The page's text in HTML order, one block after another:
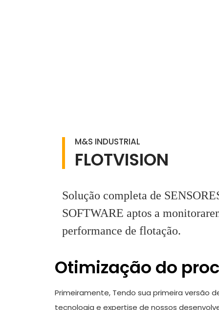
M&S INDUSTRIAL
FLOTVISION
Solução completa de
SOFTWARE aptos a
performance de flotação.
Otimização do
Primeiramente, Tendo sua primeira versão
tecnologia e expertise de nossos